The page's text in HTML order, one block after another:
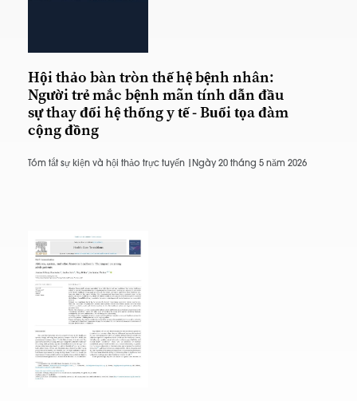
Hội thảo bàn tròn thế hệ bệnh nhân:
Người trẻ mắc bệnh mãn tính dẫn đầu
sự thay đổi hệ thống y tế - Buổi tọa đàm
cộng đồng
Tóm tắt sự kiện và hội thảo trực tuyến | Ngày 20 tháng 5 năm 2026